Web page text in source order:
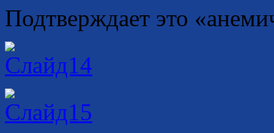
Подтверждает это